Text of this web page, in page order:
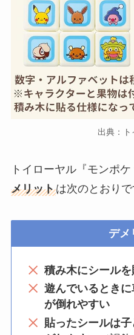
出典：
トイローヤル『モンポ
メリットは次のとおりで
デメ
積み木にシール
遊んでいるとき
が倒れやすい
貼ったシールは